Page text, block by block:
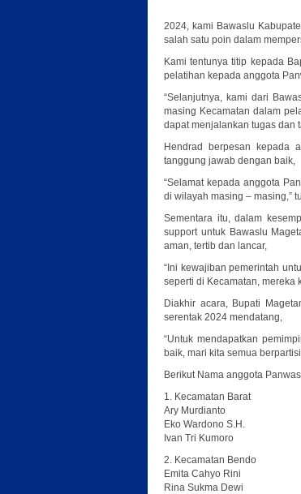
2024, kami Bawaslu
salah satu poin dalam
Kami tentunya titip kepada
pelatihan kepada anggota
“Selanjutnya, kami dari
masing Kecamatan dalam
dapat menjalankan tugas dan
Hendrad berpesan kepada
tanggung jawab dengan baik,
“Selamat kepada anggota
di wilayah masing – masing,”
Sementara itu, dalam
support untuk Bawaslu
aman, tertib dan lancar,
“Ini kewajiban pemerintah
seperti di Kecamatan, mereka
Diakhir acara, Bupati
serentak 2024 mendatang,
“Untuk mendapatkan
baik, mari kita semua
Berikut Nama anggota
1. Kecamatan Barat
Ary Murdianto
Eko Wardono S.H.
Ivan Tri Kumoro
2. Kecamatan Bendo
Emita Cahyo Rini
Rina Sukma Dewi